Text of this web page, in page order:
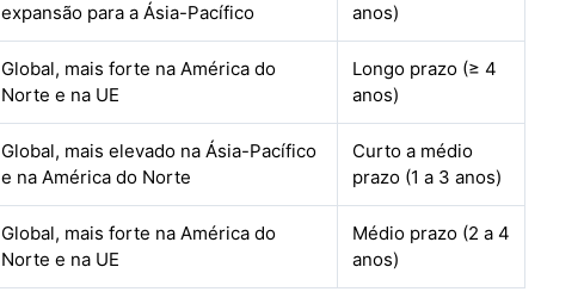
expansão para a Ásia-Pacífico
anos)
Global, mais forte na América do
Norte e na UE
Longo prazo (≥ 4
anos)
Global, mais elevado na Ásia-Pacífico
e na América do Norte
Curto a médio
prazo (1 a 3 anos)
Global, mais forte na América do
Norte e na UE
Médio prazo (2 a 4
anos)